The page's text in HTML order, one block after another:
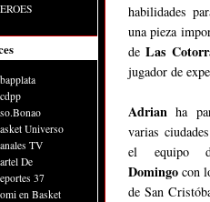
Universo
TV
De
37
en Basket
habilidades
una pieza
de Las
jugador de
Adrian ha
varias
el equipo
Domingo con
de San